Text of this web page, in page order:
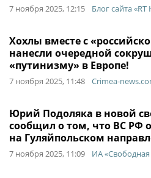
7 ноября 2025, 12:15 Блог сайта
Хохлы вместе с
нанесли очередной
«путинизму» в Европе!
7 ноября 2025, 11:48 Crimea-
Юрий Подоляка в новой
сообщил о том, что ВС РФ
на Гуляйпольском
7 ноября 2025, 11:09 ИА